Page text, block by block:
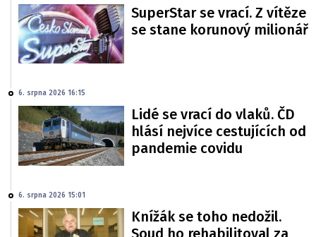
SuperStar se vrací. Z vítěze
se stane korunový milionář
6. srpna 2026 16:15
Lidé se vrací do vlaků. ČD
hlásí nejvíce cestujících od
pandemie covidu
6. srpna 2026 15:01
Knížák se toho nedožil.
Soud ho rehabilitoval za